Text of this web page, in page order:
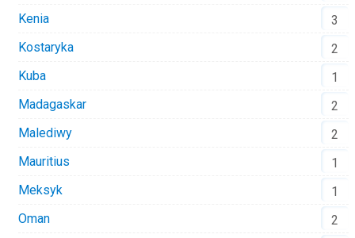
Kenia
3
Kostaryka
2
Kuba
1
Madagaskar
2
Malediwy
2
Mauritius
1
Meksyk
1
Oman
2